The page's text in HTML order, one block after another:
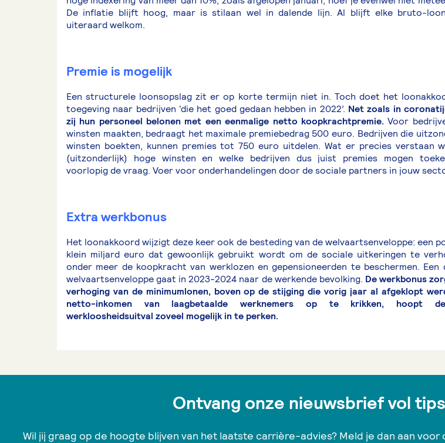
De inflatie blijft hoog, maar is stilaan wel in dalende lijn. Al blijft elke bruto-
uiteraard welkom.
Premie is mogelijk
Een structurele loonsopslag zit er op korte termijn niet in. Toch doet het
toegeving naar bedrijven ‘die het goed gedaan hebben in 2022’. Net zoals in
zij hun personeel belonen met een eenmalige netto koopkrachtpremie. Voor
winsten maakten, bedraagt het maximale premiebedrag 500 euro. Bedrijven die
winsten boekten, kunnen premies tot 750 euro uitdelen. Wat er precies verstaan
(uitzonderlijk) hoge winsten en welke bedrijven dus juist premies mogen
voorlopig de vraag. Voer voor onderhandelingen door de sociale partners in jouw
Extra werkbonus
Het loonakkoord wijzigt deze keer ook de besteding van de welvaartsenveloppe: een
klein miljard euro dat gewoonlijk gebruikt wordt om de sociale uitkeringen te
onder meer de koopkracht van werklozen en gepensioneerden te beschermen. Een
welvaartsenveloppe gaat in 2023-2024 naar de werkende bevolking. De werkbonus
verhoging van de minimumlonen, boven op de stijging die vorig jaar al afgeklopt
netto-inkomen van laagbetaalde werknemers op te krikken, hoopt
werkloosheidsuitval zoveel mogelijk in te perken.
Ontvang onze nieuwsbrief vol
Wil jij graag op de hoogte blijven van het laatste carrière-advies? Meld je dan aan